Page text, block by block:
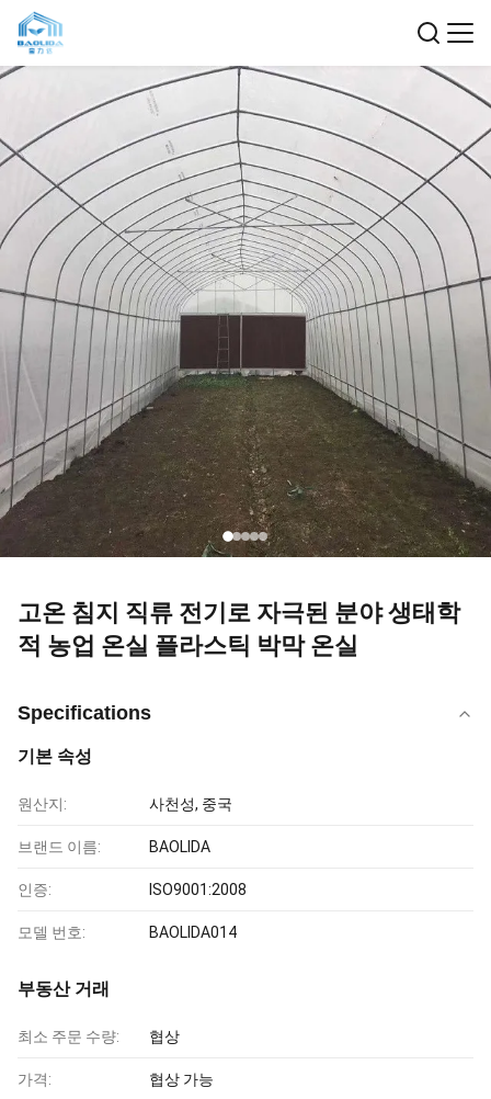
고온 침지 직류 전기로 자극된 분야 생태학
적 농업 온실 플라스틱 박막 온실
Specifications
기본 속성
원산지: 사천성, 중국
브랜드 이름: BAOLIDA
인증: ISO9001:2008
모델 번호: BAOLIDA014
부동산 거래
최소 주문 수량: 협상
가격: 협상 가능